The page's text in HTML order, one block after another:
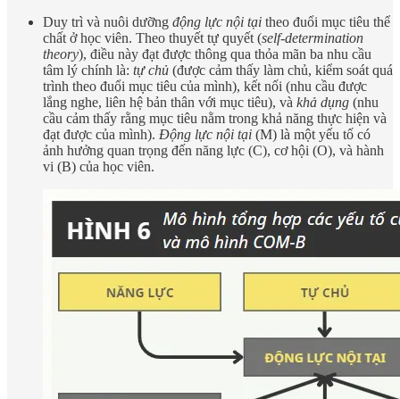
Duy trì và nuôi dưỡng động lực nội tại theo đuổi mục tiêu thể
chất ở học viên. Theo thuyết tự quyết (self-determination
theory), điều này đạt được thông qua thỏa mãn ba nhu cầu
tâm lý chính là: tự chủ (được cảm thấy làm chủ, kiểm soát quá
trình theo đuổi mục tiêu của mình), kết nối (nhu cầu được
lắng nghe, liên hệ bản thân với mục tiêu), và khả dụng (nhu
cầu cảm thấy rằng mục tiêu nằm trong khả năng thực hiện và
đạt được của mình). Động lực nội tại (M) là một yếu tố có
ảnh hưởng quan trọng đến năng lực (C), cơ hội (O), và hành
vi (B) của học viên.